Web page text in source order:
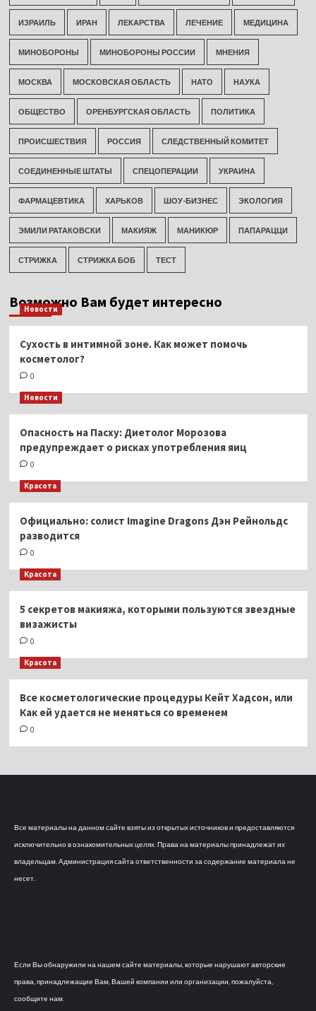
ИЗРАИЛЬ ИРАН ЛЕКАРСТВА ЛЕЧЕНИЕ МЕДИЦИНА
МИНОБОРОНЫ МИНОБОРОНЫ РОССИИ МНЕНИЯ
МОСКВА МОСКОВСКАЯ ОБЛАСТЬ НАТО НАУКА
ОБЩЕСТВО ОРЕНБУРГСКАЯ ОБЛАСТЬ ПОЛИТИКА
ПРОИСШЕСТВИЯ РОССИЯ СЛЕДСТВЕННЫЙ КОМИТЕТ
СОЕДИНЕННЫЕ ШТАТЫ СПЕЦОПЕРАЦИИ УКРАИНА
ФАРМАЦЕВТИКА ХАРЬКОВ ШОУ-БИЗНЕС ЭКОЛОГИЯ
ЭМИЛИ РАТАКОВСКИ МАКИЯЖ МАНИКЮР ПАПАРАЦЦИ
СТРИЖКА СТРИЖКА БОБ ТЕСТ
Возможно Вам будет интересно
Новости
Сухость в интимной зоне. Как может помочь
косметолог?
0
Новости
Опасность на Пасху: Диетолог Морозова
предупреждает о рисках употребления яиц
0
Красота
Официально: солист Imagine Dragons Дэн Рейнольдс
разводится
0
Красота
5 секретов макияжа, которыми пользуются звездные
визажисты
0
Красота
Все косметологические процедуры Кейт Хадсон, или
Как ей удается не меняться со временем
0
Все материалы на данном сайте взяты из открытых источников и предоставляются
исключительно в ознакомительных целях. Права на материалы принадлежат их
владельцам. Администрация сайта ответственности за содержание материала не
несет.
Если Вы обнаружили на нашем сайте материалы, которые нарушают авторские
права, принадлежащие Вам, Вашей компании или организации, пожалуйста,
сообщите нам.